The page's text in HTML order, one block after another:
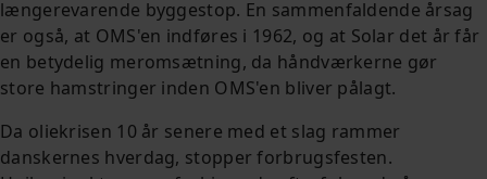
længerevarende byggestop. En sammenfaldende årsag
er også, at OMS'en indføres i 1962, og at Solar det år får
en betydelig meromsætning, da håndværkerne gør
store hamstringer inden OMS'en bliver pålagt.
Da oliekrisen 10 år senere med et slag rammer
danskernes hverdag, stopper forbrugsfesten.